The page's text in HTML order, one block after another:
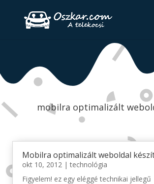
mobilra optimalizált
Mobilra optimalizált weboldal
okt 10, 2012|technológia
Figyelem! ez egy eléggé technikai jellegű